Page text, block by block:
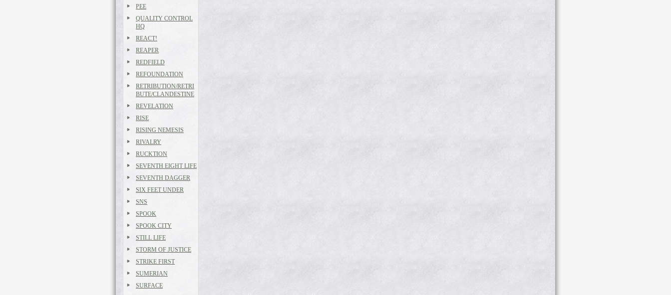
PEE
QUALITY CONTROL
HQ
REACT!
REAPER
REDFIELD
REFOUNDATION
RETRIBUTION/RETRI
BUTE/CLANDESTINE
REVELATION
RISE
RISING NEMESIS
RIVALRY
RUCKTION
SEVENTH EIGHT LIFE
SEVENTH DAGGER
SIX FEET UNDER
SNS
SPOOK
SPOOK CITY
STILL LIFE
STORM OF JUSTICE
STRIKE FIRST
SUMERIAN
SURFACE